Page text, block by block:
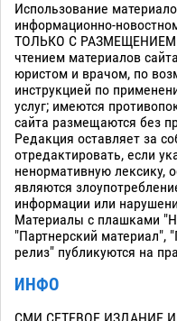
Использование
информационно-
ТОЛЬКО С
чтением материалов
юристом и врачом, по
инструкцией по
услуг; имеются
сайта размещаются без
Редакция оставляет за
отредактировать, если
ненормативную лексику,
являются
информации или
Материалы с плашками
"Партнерский материал",
релиз" публикуются на
ИНФО